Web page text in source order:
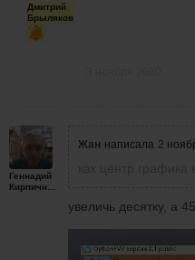
Дмитрий
Брыляков
Геннадий
Жан написала 2
увеличь десятку, а